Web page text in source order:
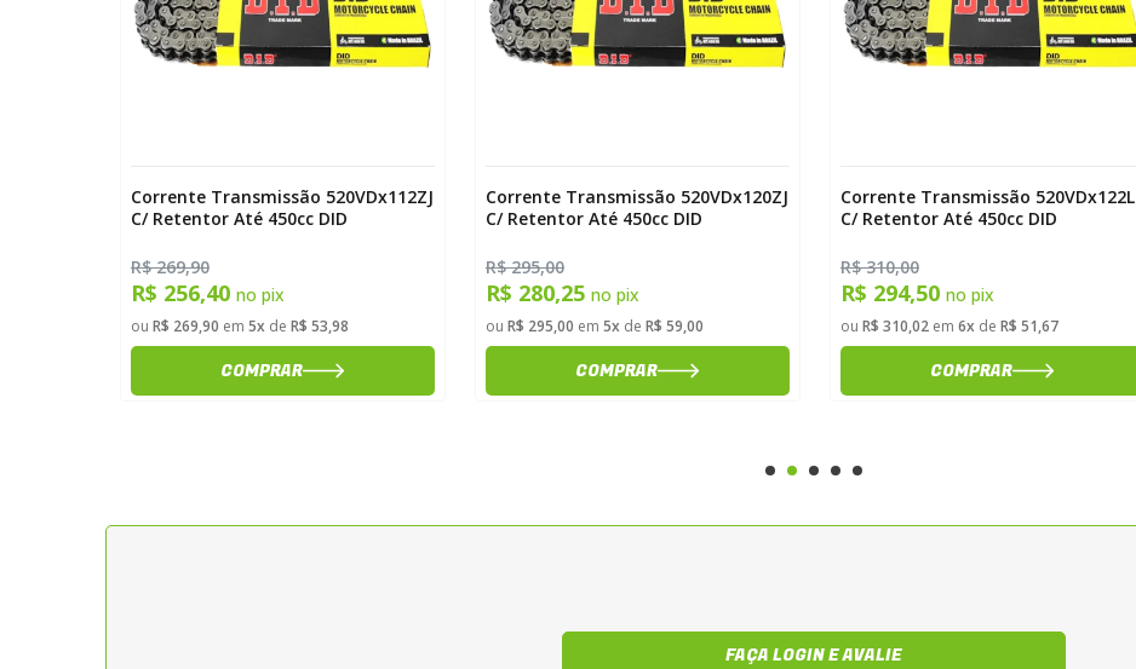
Corrente Transmissão 520VDx112ZJ
C/ Retentor Até 450cc DID
R$ 269,90
R$ 256,40 no pix
ou R$ 269,90 em 5xde R$ 53,98
COMPRAR
Corrente Transmissão 520VDx120ZJ
C/ Retentor Até 450cc DID
R$ 295,00
R$ 280,25 no pix
ou R$ 295,00 em 5xde R$ 59,00
COMPRAR
Corrente Transmissão 520VDx122L
C/ Retentor Até 450cc DID
R$ 310,00
R$ 294,50 no pix
ou R$ 310,02 em 6xde R$ 51,67
COMPRAR
FAÇA LOGIN E AVALIE